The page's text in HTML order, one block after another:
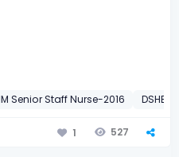
Senior Staff Nurse-2016 DSHE
1 527